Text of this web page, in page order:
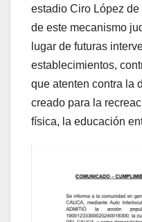
estadio Ciro López
de este mecanismo
lugar de futuras
establecimientos,
que atenten contra la
creado para la
física, la educación